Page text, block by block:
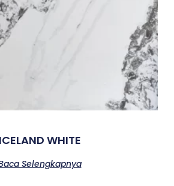
ICELAND WHITE
Selengkapnya